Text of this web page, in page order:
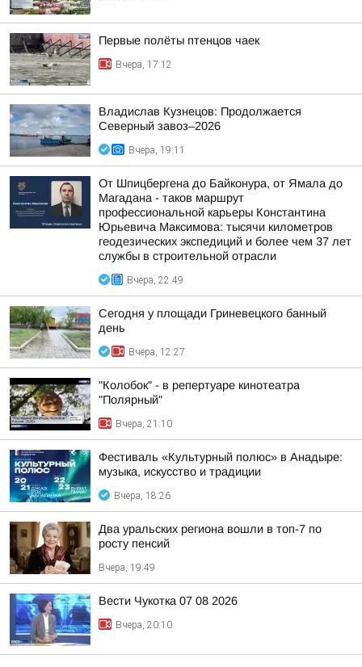
Первые полёты птенцов чаек
Вчера, 17:12
Владислав Кузнецов: Продолжается
Северный завоз–2026
Вчера, 19:11
От Шпицбергена до Байконура, от Ямала до
Магадана - таков маршрут
профессиональной карьеры Константина
Юрьевича Максимова: тысячи километров
геодезических экспедиций и более чем 37 лет
службы в строительной отрасли
Вчера, 22:49
Сегодня у площади Гриневецкого банный
день
Вчера, 12:27
"Колобок" - в репертуаре кинотеатра
"Полярный"
Вчера, 21:10
Фестиваль «Культурный полюс» в Анадыре:
музыка, искусство и традиции
Вчера, 18:26
Два уральских региона вошли в топ-7 по
росту пенсий
Вчера, 19:49
Вести Чукотка 07 08 2026
Вчера, 20:10